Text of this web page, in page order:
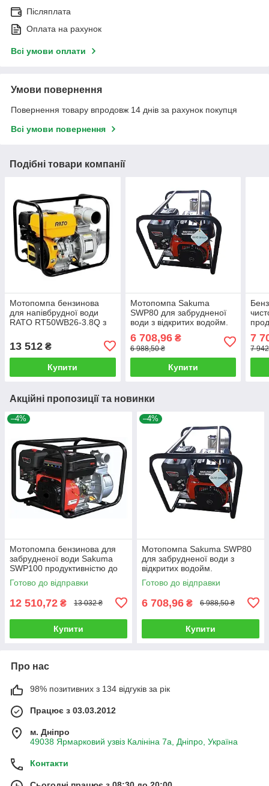
Післяплата
Оплата на рахунок
Всі умови оплати
Умови повернення
Повернення товару впродовж 14 днів за рахунок покупця
Всі умови повернення
Подібні товари компанії
Мотопомпа бензинова
для напівбрудної води
RATO RT50WB26-3.8Q з
13 512 ₴
Купити
Мотопомпа Sakuma
SWP80 для забрудненої
води з відкритих водойм.
6 708,96₴
6 988,50 ₴
Купити
7
7
Акційні пропозиції та новинки
–4%
Мотопомпа бензинова для
забрудненої води Sakuma
SWP100 продуктивністю до
93 м3/год
Готово до відправки
12 510,72 ₴ 13 032 ₴
Купити
–4%
Мотопомпа Sakuma SWP80
для забрудненої води з
відкритих водойм.
Готово до відправки
6 708,96 ₴ 6 988,50 ₴
Купити
Про нас
98% позитивних з 134 відгуків за рік
Працює з 03.03.2012
м. Дніпро
49038 Ярмарковий узвіз Калініна 7а, Дніпро, Україна
Контакти